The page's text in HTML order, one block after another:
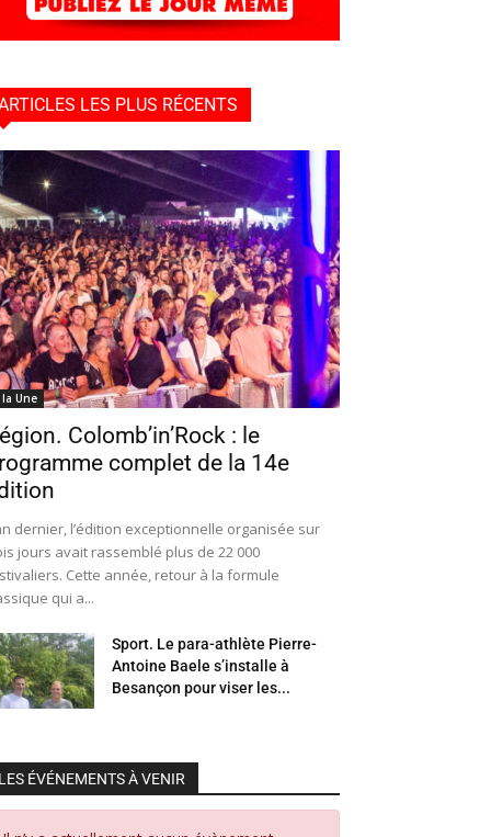
LES PLUS RÉCENTS
la Une
Colomb’in’Rock : le
complet de la 14e
dernier, l’édition exceptionnelle organisée sur
jours avait rassemblé plus de 22 000
Cette année, retour à la formule
qui a...
Sport. Le para-athlète Pierre-
Antoine Baele s’installe à
Besançon pour viser les...
LES ÉVÉNEMENTS À VENIR